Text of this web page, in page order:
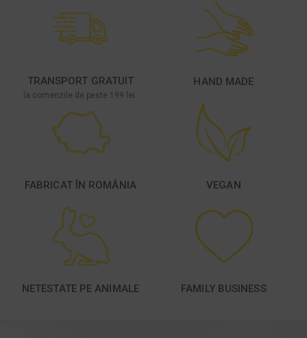
TRANSPORT GRATUIT
la comenzile de peste 199 lei.
HAND MADE
FABRICAT ÎN ROMÂNIA VEGAN
NETESTATE PE ANIMALE FAMILY BUSINESS